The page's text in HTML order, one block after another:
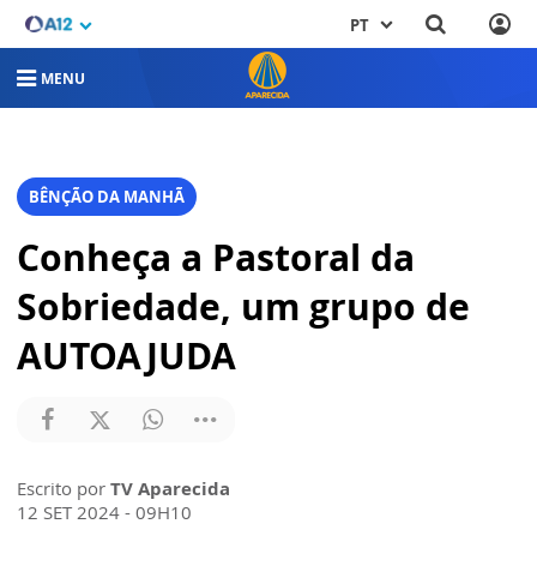
PT
MENU
BÊNÇÃO DA MANHÃ
Conheça a Pastoral da
Sobriedade, um grupo de
AUTOAJUDA
Escrito por TV Aparecida
12 SET 2024 - 09H10